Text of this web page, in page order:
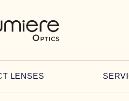
LENSES